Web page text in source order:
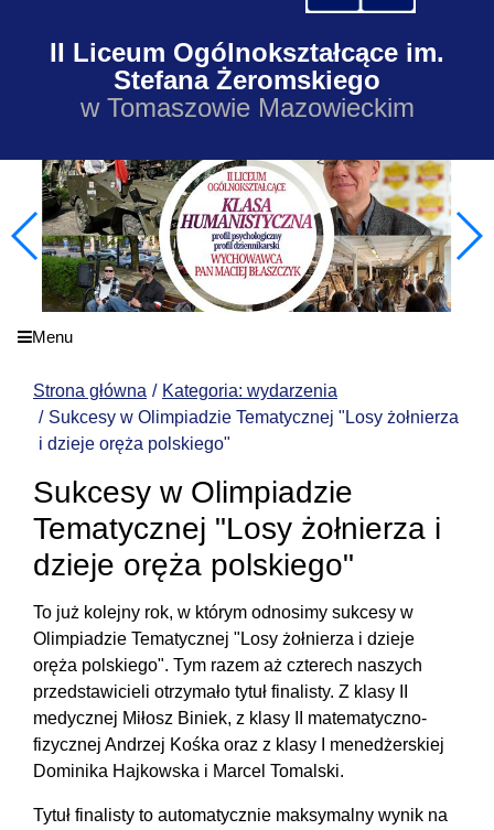
II Liceum Ogólnokształcące im.
Stefana Żeromskiego
w Tomaszowie Mazowieckim
Menu
Strona główna
Kategoria: wydarzenia
Sukcesy w Olimpiadzie Tematycznej "Losy żołnierza
i dzieje oręża polskiego"
Sukcesy w Olimpiadzie
Tematycznej "Losy żołnierza i
dzieje oręża polskiego"
To już kolejny rok, w którym odnosimy sukcesy w
Olimpiadzie Tematycznej "Losy żołnierza i dzieje
oręża polskiego". Tym razem aż czterech naszych
przedstawicieli otrzymało tytuł finalisty. Z klasy II
medycznej Miłosz Biniek, z klasy II matematyczno-
fizycznej Andrzej Kośka oraz z klasy I menedżerskiej
Dominika Hajkowska i Marcel Tomalski.
Tytuł finalisty to automatycznie maksymalny wynik na